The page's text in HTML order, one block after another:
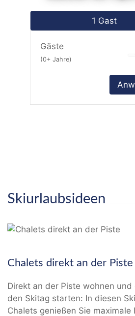
1 Gast
Gäste
(0+ Jahre)
Skiurlaubsideen
Chalets direkt an der Piste
Direkt an der Piste wohnen und
den Skitag starten: In diesen
Chalets genießen Sie maximale